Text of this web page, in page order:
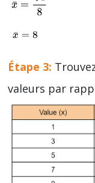
Étape 3:
valeurs par